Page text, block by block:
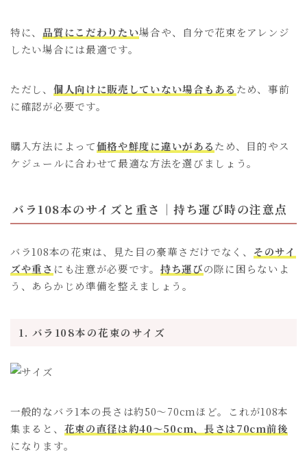
特に、 品質にこだわりたい場合や、自分で花束をアレンジ
したい場合には最適です。
ただし、 個人向けに販売していない場合もある ため、事前
に確認が必要です。
購入方法によって価格や鮮度に違いがあるため、目的やス
ケジュールに合わせて最適な方法を選びましょう。
バラ108本のサイズと重さ｜持ち運び時の注意点
バラ108本の花束は、見た目の豪華さだけでなく、 そのサイ
ズや重さ にも注意が必要です。 持ち運びの際に困らないよ
う、あらかじめ準備を整えましょう。
1. バラ108本の花束のサイズ
一般的なバラ1本の長さは約50～70cmほど。これが108本
集まると、 花束の直径は約40～50cm、長さは70cm前後
になります。